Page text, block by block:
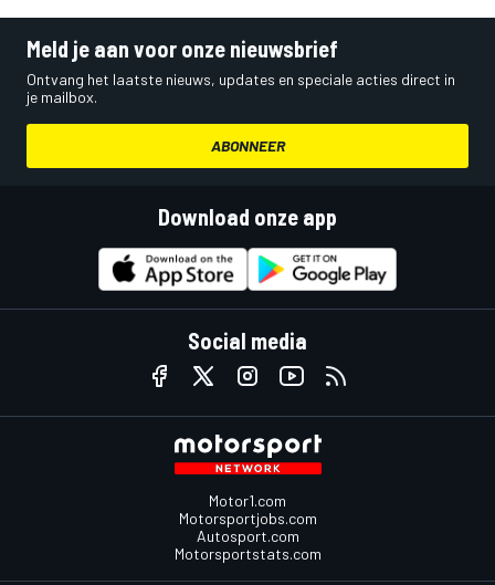
Meld je aan voor onze nieuwsbrief
Ontvang het laatste nieuws, updates en speciale acties direct in
je mailbox.
ABONNEER
Download onze app
Social media
Motor1.com
Motorsportjobs.com
Autosport.com
Motorsportstats.com